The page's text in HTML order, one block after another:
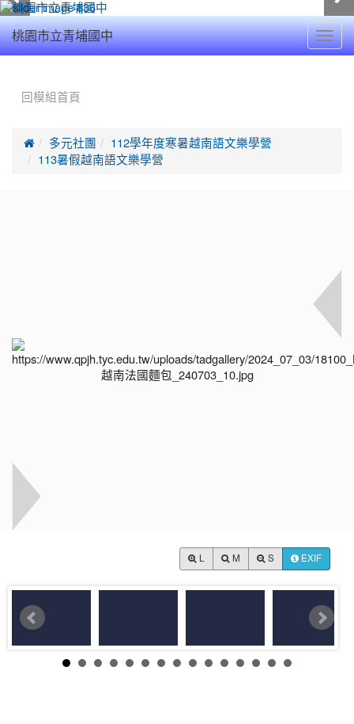
桃園市立青埔國中
回模組首頁
 多元社團
112學年度寒暑越南語文樂學營
113暑假越南語文樂學營
M S EXIF